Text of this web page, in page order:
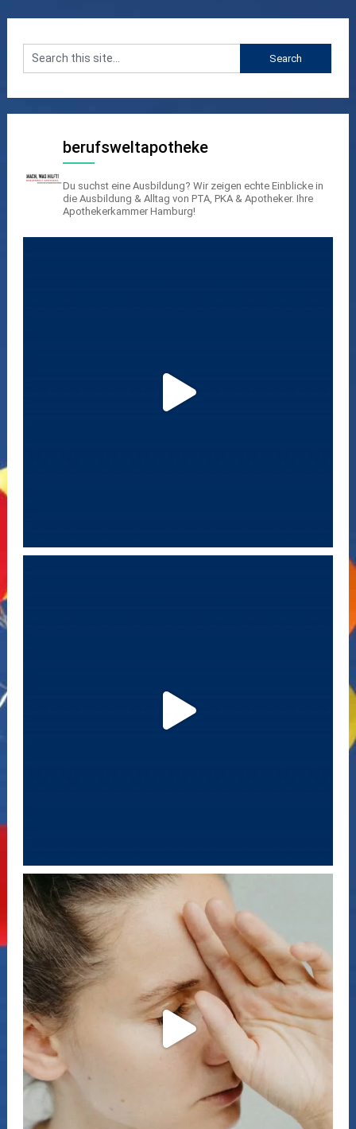
berufsweltapotheke
Du suchst eine Ausbildung? Wir zeigen echte Einblicke in
die Ausbildung & Alltag von PTA, PKA & Apotheker. Ihre
Apothekerkammer Hamburg!